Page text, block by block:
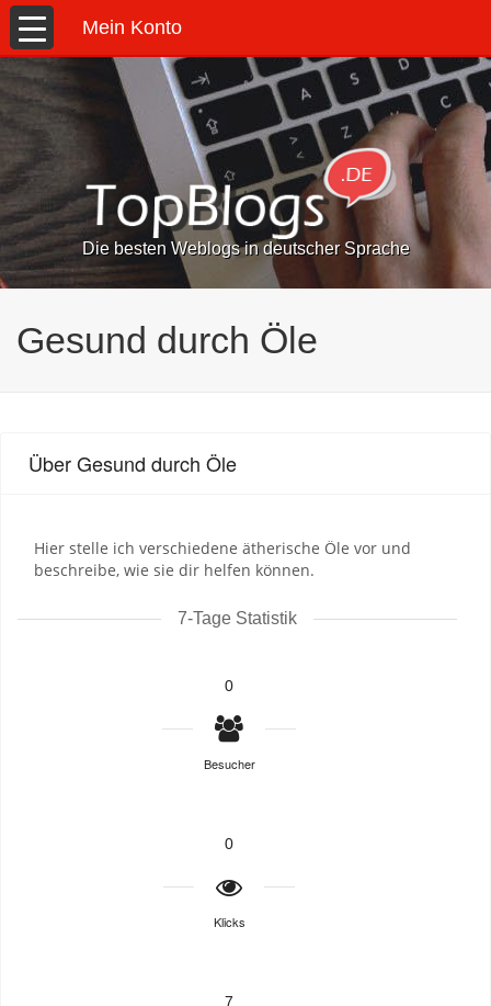
Mein Konto
Die besten Weblogs in deutscher Sprache
Gesund durch Öle
Über Gesund durch Öle
Hier stelle ich verschiedene ätherische Öle vor und
beschreibe, wie sie dir helfen können.
7-Tage Statistik
0
Besucher
0
Klicks
7